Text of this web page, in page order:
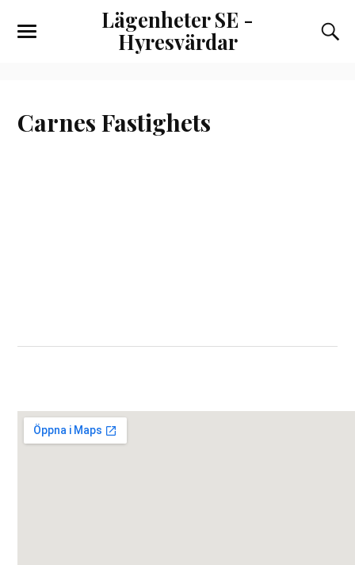
Lägenheter SE -
Hyresvärdar
Carnes Fastighets